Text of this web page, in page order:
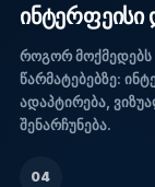
ინტერფეისი
როგორ მოქმედებს
წარმატებებზე:
ადაპტირება,
შენარჩუნება.
04